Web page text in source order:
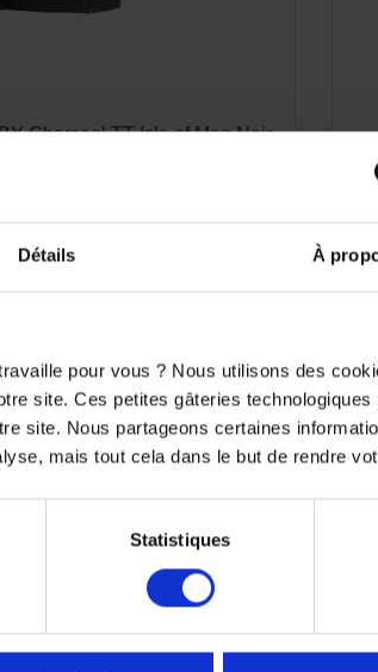
Détails À
pour vous ? Nous utilisons des
site. Ces petites gâteries technologiques
site. Nous partageons certaines
mais tout cela dans le but de rendre
Statistiques
Charcoal TT Isle of Man Noir
XL 2XL